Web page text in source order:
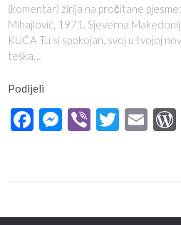
(komentar) žirija na pročitane
Mihajlović, 1971. Sjeverna
KUĆA Tu si spokojan, svoj u tvojoj
teška…
Podijeli
Facebook
Messenger
Viber